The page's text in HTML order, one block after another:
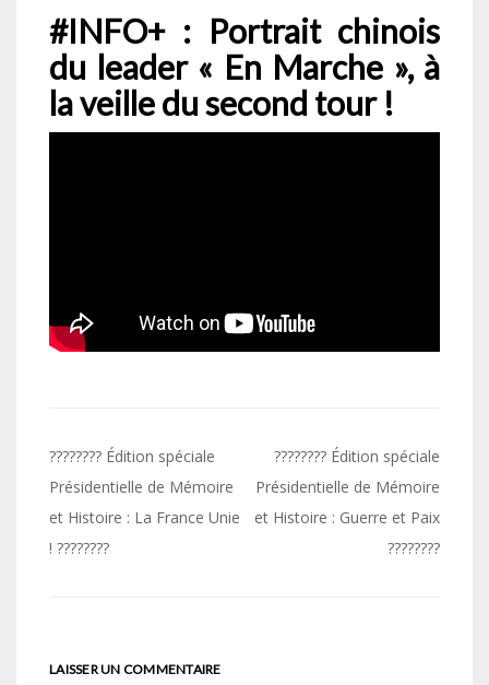
#INFO+ : Portrait chinois
du leader « En Marche », à
la veille du second tour !
Navigation
de
l’article
???????? Édition spéciale
Présidentielle de Mémoire
et Histoire : La France Unie
! ????????
???????? Édition spéciale
Présidentielle de Mémoire
et Histoire : Guerre et Paix
????????
LAISSER UN COMMENTAIRE